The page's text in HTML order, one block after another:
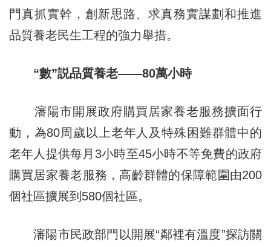
門真抓實幹，創新思路、求真務實謀劃和推進
品質養老民生工程的強力舉措。
“數”説品質養老——80萬小時
瀋陽市開展政府購買居家養老服務擴面行
動，為80周歲以上老年人及特殊困難群體中的
老年人提供每月3小時至45小時不等免費的政府
購買居家養老服務，高齡群體的保障範圍由200
個社區擴展到580個社區。
瀋陽市民政部門以開展“鄰裡有溫度”探訪關